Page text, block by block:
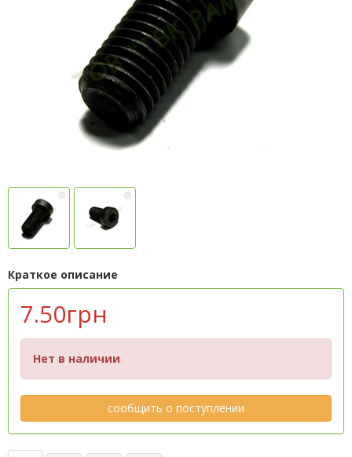
Краткое описание
7.50грн
Нет в наличии
сообщить о поступлении